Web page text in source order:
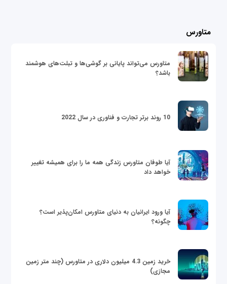
متاورس
متاورس می‌تواند پایانی بر گوشی‌ها و تبلت‌های هوشمند
باشد؟
10 روند برتر تجارت و فناوری در سال 2022
آیا طوفان متاورس زندگی همه ما را برای همیشه تغییر
خواهد داد
آیا ورود ایرانیان به دنیای متاورس امکان‌پذیر است؟
چگونه؟
خرید زمین 4.3 میلیون دلاری در متاورس (چند متر زمین
مجازی)